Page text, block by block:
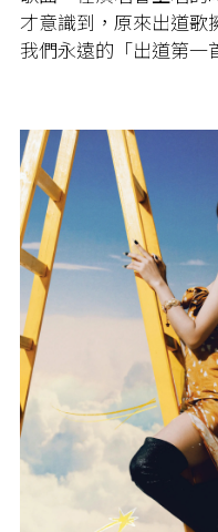
才意識到，原來出道歌
我們永遠的「出道第一